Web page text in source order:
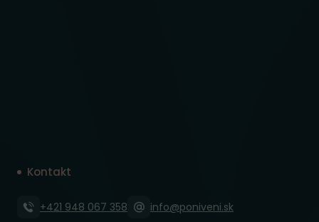
Kontakt
+421 948 067 358 info@poniveni.sk